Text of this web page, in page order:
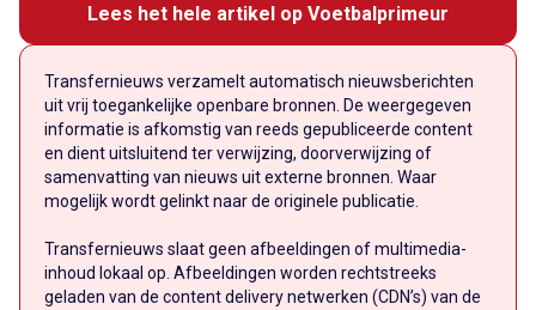
Lees het hele artikel op Voetbalprimeur
Transfernieuws verzamelt automatisch nieuwsberichten
uit vrij toegankelijke openbare bronnen. De weergegeven
informatie is afkomstig van reeds gepubliceerde content
en dient uitsluitend ter verwijzing, doorverwijzing of
samenvatting van nieuws uit externe bronnen. Waar
mogelijk wordt gelinkt naar de originele publicatie.
Transfernieuws slaat geen afbeeldingen of multimedia-
inhoud lokaal op. Afbeeldingen worden rechtstreeks
geladen van de content delivery netwerken (CDN’s) van de